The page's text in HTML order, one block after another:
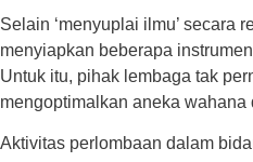
Selain ‘menyuplai ilmu’ secara
menyiapkan beberapa
Untuk itu, pihak lembaga tak
mengoptimalkan aneka
Aktivitas perlombaan dalam